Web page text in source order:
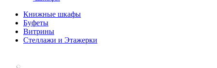
Книжные шкафы
Буфеты
Витрины
Стеллажи и Этажерки